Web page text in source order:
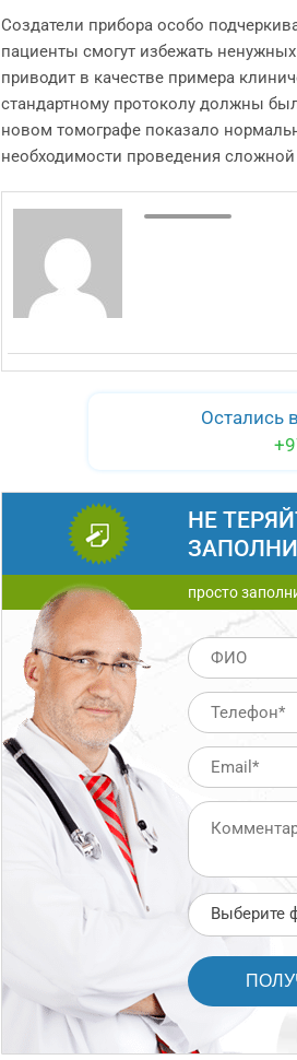
Создатели прибора особо
пациенты смогут избежать
приводит в качестве примера
стандартному протоколу должны
новом томографе показало
необходимости проведения
Остались
НЕ
просто
Выберите